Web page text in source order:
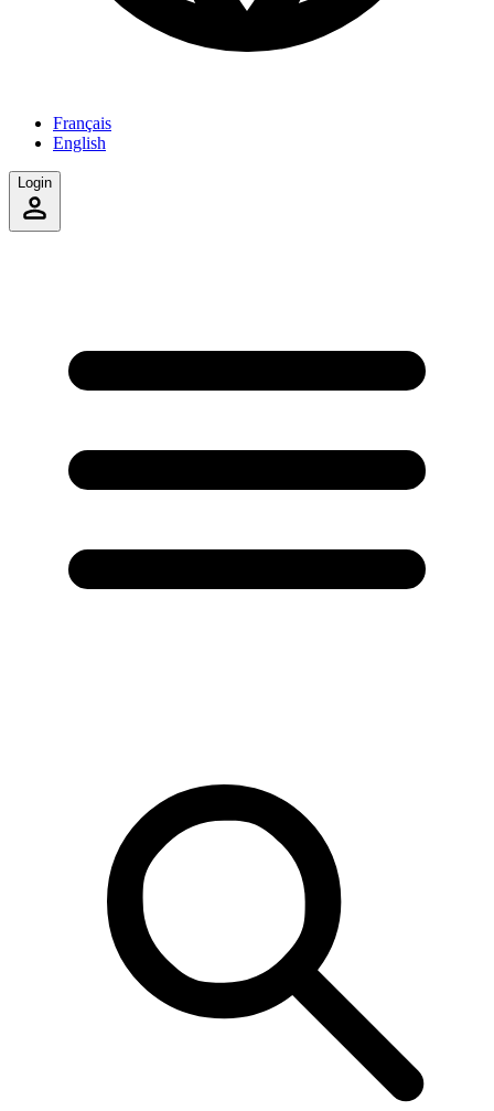
Français
English
Login